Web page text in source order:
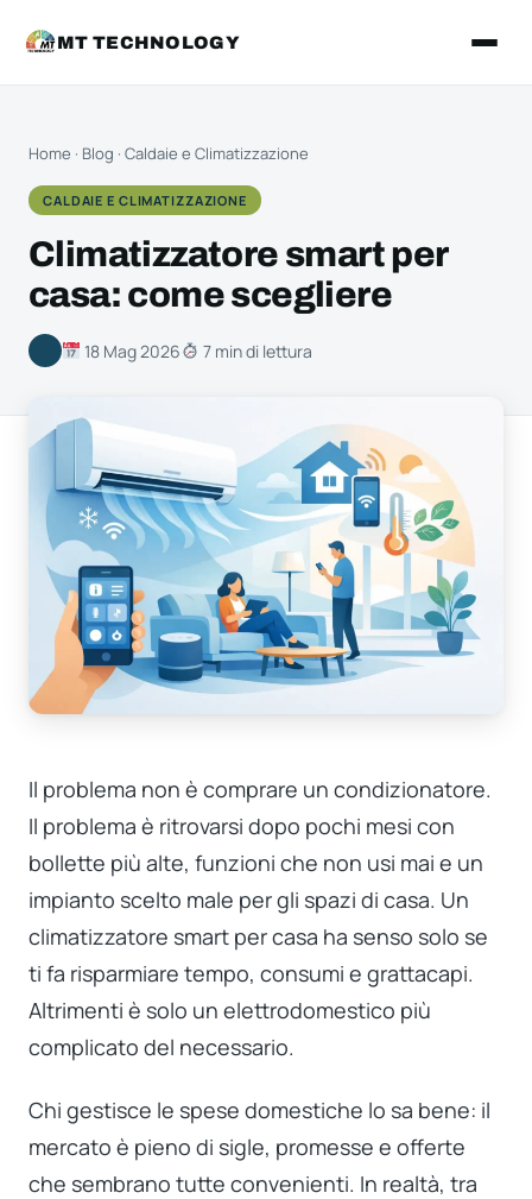
MT TECHNOLOGY
Home · Blog · Caldaie e Climatizzazione
CALDAIE E CLIMATIZZAZIONE
Climatizzatore smart per
casa: come scegliere
18 Mag 2026 7 min di lettura
Il problema non è comprare un condizionatore.
Il problema è ritrovarsi dopo pochi mesi con
bollette più alte, funzioni che non usi mai e un
impianto scelto male per gli spazi di casa. Un
climatizzatore smart per casa ha senso solo se
ti fa risparmiare tempo, consumi e grattacapi.
Altrimenti è solo un elettrodomestico più
complicato del necessario.
Chi gestisce le spese domestiche lo sa bene: il
mercato è pieno di sigle, promesse e offerte
che sembrano tutte convenienti. In realtà, tra